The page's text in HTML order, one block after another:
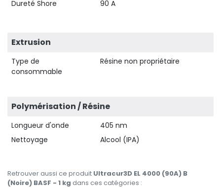
Dureté Shore
90 A
Extrusion
Type de
consommable
Résine non propriétaire
Polymérisation / Résine
Longueur d'onde
405 nm
Nettoyage
Alcool (IPA)
Retrouver aussi ce produit Ultracur3D EL 4000 (90A) B
(Noire) BASF - 1 kg dans ces catégories :